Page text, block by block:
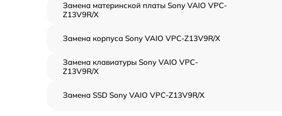
Замена материнской платы Sony VAIO VPC-
Z13V9R/X
Замена корпуса Sony VAIO VPC-Z13V9R/X
Замена клавиатуры Sony VAIO VPC-
Z13V9R/X
Замена SSD Sony VAIO VPC-Z13V9R/X